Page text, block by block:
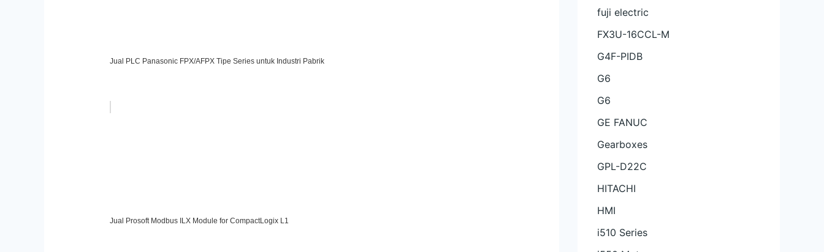
Jual PLC Panasonic FPX/AFPX Tipe Series untuk Industri Pabrik
Jual Prosoft Modbus ILX Module for CompactLogix L1
fuji electric
FX3U-16CCL-M
G4F-PIDB
G6
G6
GE FANUC
Gearboxes
GPL-D22C
HITACHI
HMI
i510 Series